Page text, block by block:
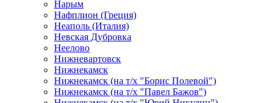
Нарым
Нафплион (Греция)
Неаполь (Италия)
Невская Дубровка
Неелово
Нижневартовск
Нижнекамск
Нижнекамск (на т/х "Борис Полевой")
Нижнекамск (на т/х "Павел Бажов")